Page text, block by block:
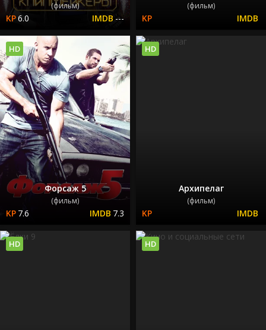
(фильм)
6.0 ---
(фильм)
Форсаж 5
(фильм)
7.6 7.3
HD
Архипелаг
(фильм)
HD
HD HD